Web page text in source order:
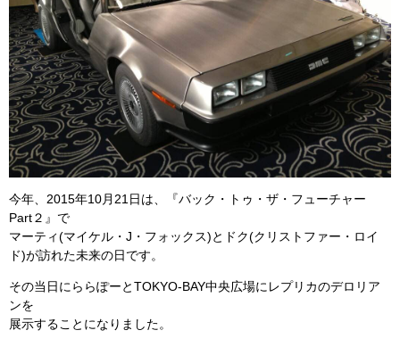
今年、2015年10月21日は、『バック・トゥ・ザ・フューチャー
Part２』で
マーティ(マイケル・J・フォックス)とドク(クリストファー・ロイ
ド)が訪れた未来の日です。
その当日にららぽーとTOKYO-BAY中央広場にレプリカのデロリア
ンを
展示することになりました。